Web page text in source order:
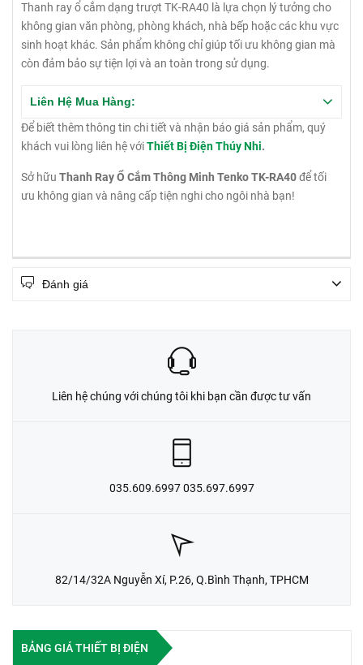
Thanh ray ổ cắm dạng trượt TK-RA40 là lựa chọn lý tưởng cho
không gian văn phòng, phòng khách, nhà bếp hoặc các khu vực
sinh hoạt khác. Sản phẩm không chỉ giúp tối ưu không gian mà
còn đảm bảo sự tiện lợi và an toàn trong sử dụng.
Liên Hệ Mua Hàng:
Để biết thêm thông tin chi tiết và nhận báo giá sản phẩm, quý
khách vui lòng liên hệ vớiThiết Bị Điện Thúy Nhi.
Sở hữu Thanh Ray Ổ Cắm Thông Minh Tenko TK-RA40để tối
ưu không gian và nâng cấp tiện nghi cho ngôi nhà bạn!
Đánh giá
Liên hệ chúng với chúng tôi khi bạn cần được tư vấn
035.609.6997 035.697.6997
82/14/32A Nguyễn Xí, P.26, Q.Bình Thạnh, TPHCM
BẢNG GIÁ THIẾT BỊ ĐIỆN